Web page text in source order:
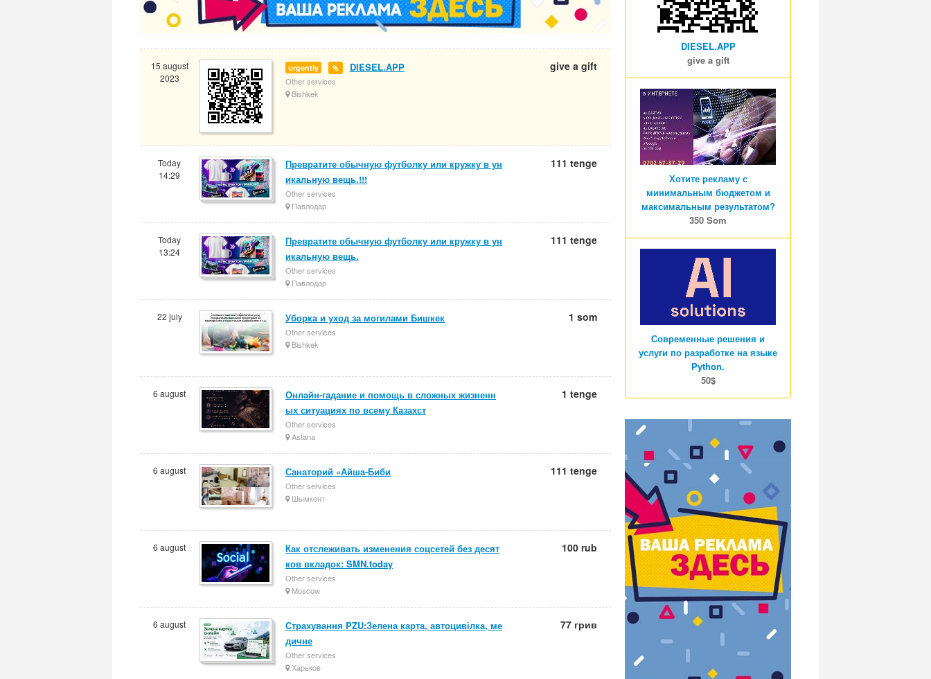
15 august
2023
urgently DIESEL.APP
Other services
Bishkek
give a gift
Today
14:29
Превратите обычную футболку или кружку в ун
икальную вещь.!!!
Other services
Павлодар
111 tenge
Today
13:24
Превратите обычную футболку или кружку в ун
икальную вещь.
Other services
Павлодар
111 tenge
22 july Уборка и уход за могилами Бишкек
Other services
Bishkek
1 som
6 august
Онлайн-гадание и помощь в сложных жизненн
ых ситуациях по всему Казахст
Other services
Astana
1 tenge
6 august Санаторий «Айша-Биби
Other services
Шымкент
111 tenge
6 august
Как отслеживать изменения соцсетей без десят
ков вкладок: SMN.today
Other services
Moscow
100 rub
6 august
Страхування PZU:Зелена карта, автоцивілка, ме
дичне
Other services
Харьков
77 грив
DIESEL.APP
give a gift
Хотите рекламу с
минимальным бюджетом и
максимальным результатом?
350 Som
Современные решения и
услуги по разработке на языке
Python.
50$